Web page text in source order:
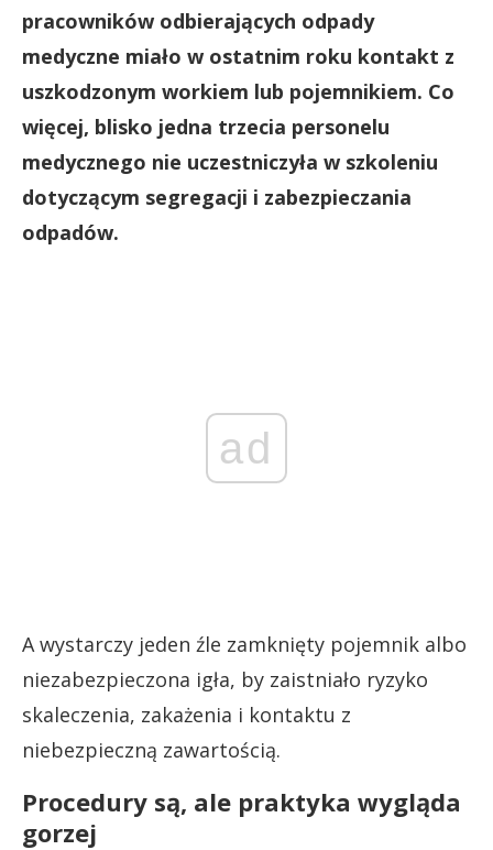
pracowników odbierających odpady
medyczne miało w ostatnim roku kontakt z
uszkodzonym workiem lub pojemnikiem. Co
więcej, blisko jedna trzecia personelu
medycznego nie uczestniczyła w szkoleniu
dotyczącym segregacji i zabezpieczania
odpadów.
ad
A wystarczy jeden źle zamknięty pojemnik albo
niezabezpieczona igła, by zaistniało ryzyko
skaleczenia, zakażenia i kontaktu z
niebezpieczną zawartością.
Procedury są, ale praktyka wygląda
gorzej